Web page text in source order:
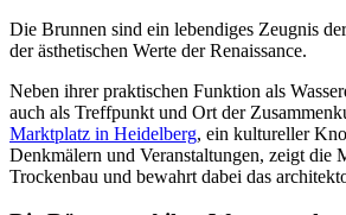
Die Brunnen sind ein lebendiges Zeugnis
der ästhetischen Werte der Renaissance.
Neben ihrer praktischen Funktion als
auch als Treffpunkt und Ort der
Marktplatz in Heidelberg, ein kultureller
Denkmälern und Veranstaltungen, zeigt die
Trockenbau und bewahrt dabei das